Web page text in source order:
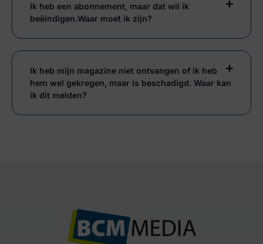
Ik heb een abonnement, maar dat wil ik
beëindigen.Waar moet ik zijn?
Ik heb mijn magazine niet ontvangen of ik heb
hem wel gekregen, maar is beschadigd. Waar kan
ik dit melden?